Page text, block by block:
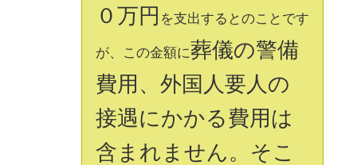
０万円 を支出するとのことです
が、この金額に葬儀の警備
費用、外国人要人の
接遇にかかる費用は
含まれません。そこ